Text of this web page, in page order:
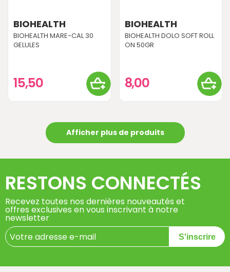
BIOHEALTH
BIOHEALTH MARE-CAL 30
GELULES
15,50
BIOHEALTH
BIOHEALTH DOLO SOFT ROLL
ON 50GR
8,00
Afficher plus de produits
RESTONS CONNECTÉS
Recevez toutes nos dernières nouveautés et
offres exclusives en vous inscrivant à notre
newsletter
S'inscrire